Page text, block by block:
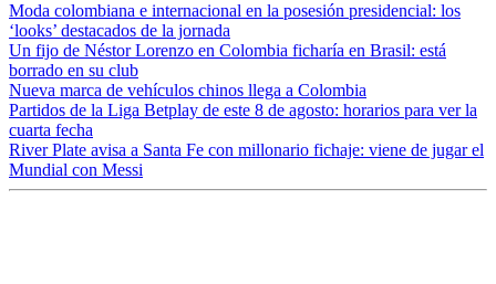
Moda colombiana e internacional en la posesión presidencial: los
‘looks’ destacados de la jornada
Un fijo de Néstor Lorenzo en Colombia ficharía en Brasil: está
borrado en su club
Nueva marca de vehículos chinos llega a Colombia
Partidos de la Liga Betplay de este 8 de agosto: horarios para ver la
cuarta fecha
River Plate avisa a Santa Fe con millonario fichaje: viene de jugar el
Mundial con Messi